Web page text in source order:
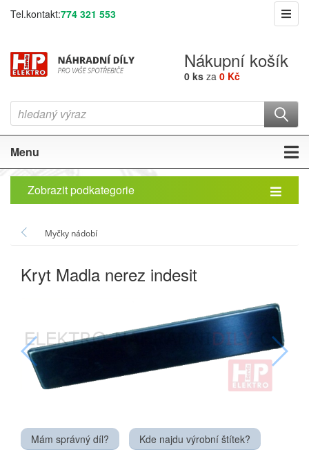
Tel.kontakt:774 321 553
Nákupní košík
0 ks za 0 Kč
Menu
Zobrazit podkategorie
Myčky nádobí
Kryt Madla nerez indesit
Mám správný díl? Kde najdu výrobní štítek?